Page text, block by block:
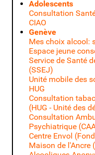
Adolescents
Consultation
CIAO
Genève
Mes choix alcool:
Espace jeune
Service de Santé
(SSEJ)
Unité mobile des
HUG
Consultation
(HUG - Unité des
Consultation
Psychiatrique
Centre Envol
Maison de l'Ancre